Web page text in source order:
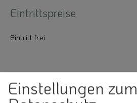
Eintrittspreise
Eintritt frei
Einstellungen zum